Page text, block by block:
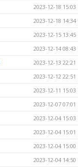
2023-12-18 15:03
2023-12-18 14:34
2023-12-15 13:45
2023-12-14 08:43
2023-12-13 22:21
2023-12-12 22:51
2023-12-11 15:03
2023-12-07 07:01
2023-12-04 15:03
2023-12-04 15:01
2023-12-04 15:00
2023-12-04 14:50